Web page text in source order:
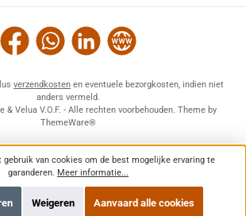
Facebook WhatsAppLinkedIn Website
verzendkosten en eventuele bezorgkosten, indien niet
anders vermeld.
& Velua V.O.F. - Alle rechten voorbehouden. Theme by
ThemeWare®
gebruik van cookies om de best mogelijke ervaring te
garanderen. Meer informatie...
Weigeren Aanvaard alle cookies